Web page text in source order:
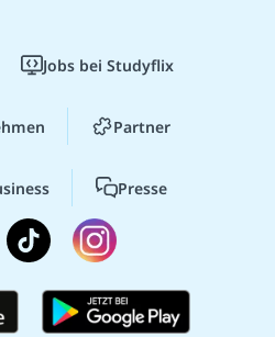
Jobs bei Studyflix
Partner
Presse